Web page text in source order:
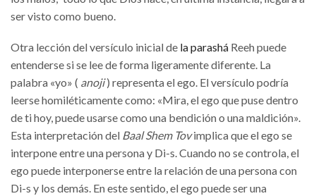
ser visto como bueno.
Otra lección del versículo inicial de la parashá Reeh puede
entenderse si se lee de forma ligeramente diferente. La
palabra «yo» ( anoji) representa el ego. El versículo podría
leerse homiléticamente como: «Mira, el ego que puse dentro
de ti hoy, puede usarse como una bendición o una maldición».
Esta interpretación del Baal Shem Tovimplica que el ego se
interpone entre una persona y Di-s. Cuando no se controla, el
ego puede interponerse entre la relación de una persona con
Di-s y los demás. En este sentido, el ego puede ser una